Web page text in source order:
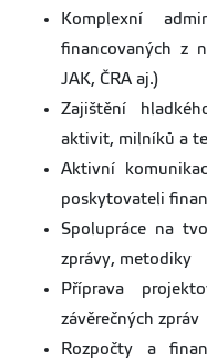
Komplexní
financovaných z
JAK, ČRA aj.)
Zajištění
aktivit, milníků a
Aktivní
poskytovateli
Spolupráce na
zprávy, metodiky
Příprava
závěrečných zpráv
Rozpočty a